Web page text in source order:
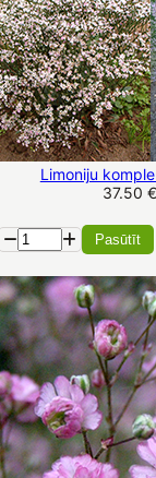
Limoniju
37.50 €
Pasūtīt